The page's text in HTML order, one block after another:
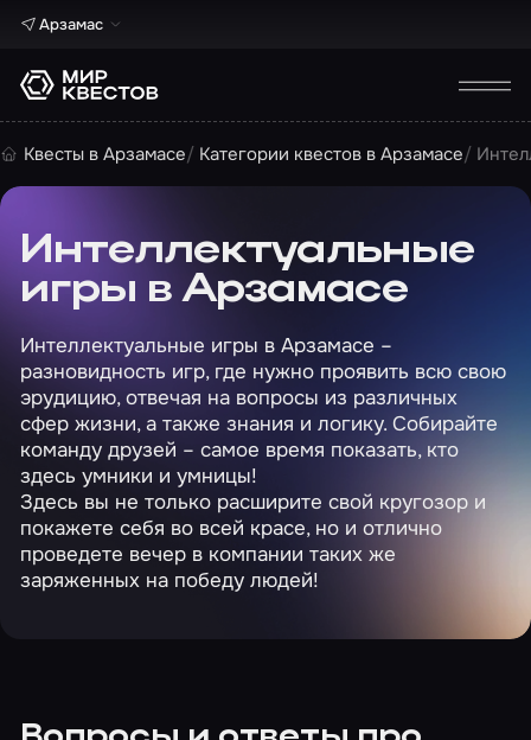
Арзамас
Квесты в Арзамасе Категории квестов в Арзамасе
Интеллектуальные
игры в Арзамасе
Интеллектуальные игры в Арзамасе –
разновидность игр, где нужно проявить всю свою
эрудицию, отвечая на вопросы из различных
сфер жизни, а также знания и логику. Собирайте
команду друзей – самое время показать, кто
здесь умники и умницы!
Здесь вы не только расширите свой кругозор и
покажете себя во всей красе, но и отлично
проведете вечер в компании таких же
заряженных на победу людей!